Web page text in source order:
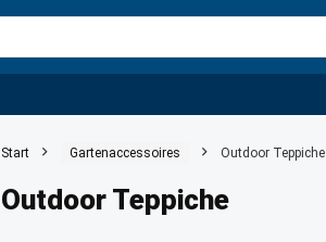
Start Gartenaccessoires Outdoor Teppiche
Outdoor Teppiche